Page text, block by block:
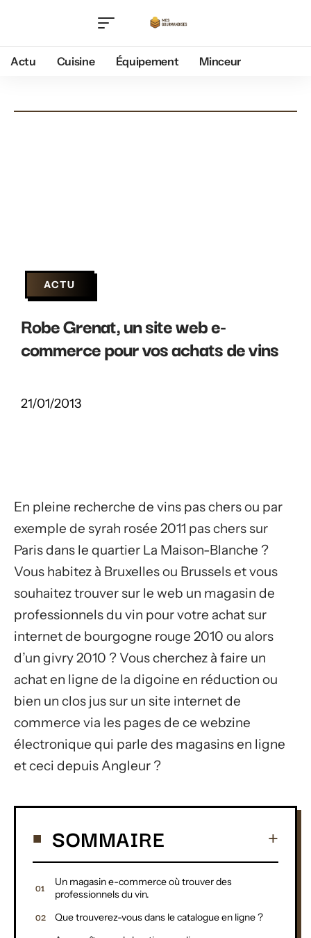
Actu Cuisine Équipement Minceur
ACTU
Robe Grenat, un site web e-
commerce pour vos achats de vins
21/01/2013
En pleine recherche de vins pas chers ou par
exemple de syrah rosée 2011 pas chers sur
Paris dans le quartier La Maison-Blanche ?
Vous habitez à Bruxelles ou Brussels et vous
souhaitez trouver sur le web un magasin de
professionnels du vin pour votre achat sur
internet de bourgogne rouge 2010 ou alors
d’un givry 2010 ? Vous cherchez à faire un
achat en ligne de la digoine en réduction ou
bien un clos jus sur un site internet de
commerce via les pages de ce webzine
électronique qui parle des magasins en ligne
et ceci depuis Angleur ?
SOMMAIRE
Un magasin e-commerce où trouver des
professionnels du vin.
Que trouverez-vous dans le catalogue en ligne ?